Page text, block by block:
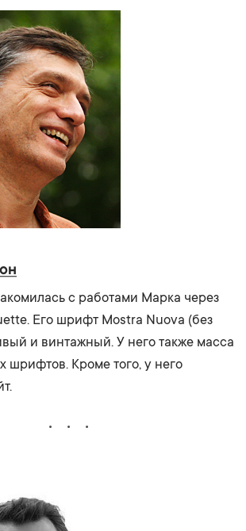
с работами Марка через
Его шрифт Mostra Nuova (без
и винтажный. У него также масса
шрифтов. Кроме того, у него